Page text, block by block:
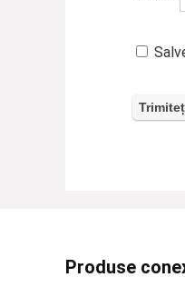
Produse